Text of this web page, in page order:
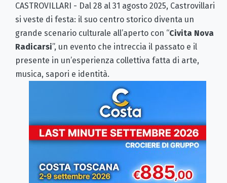
CASTROVILLARI - Dal 28 al 31 agosto 2025, Castrovillari
si veste di festa: il suo centro storico diventa un
grande scenario culturale all’aperto con “Civita Nova
Radicarsi”, un evento che intreccia il passato e il
presente in un’esperienza collettiva fatta di arte,
musica, sapori e identità.